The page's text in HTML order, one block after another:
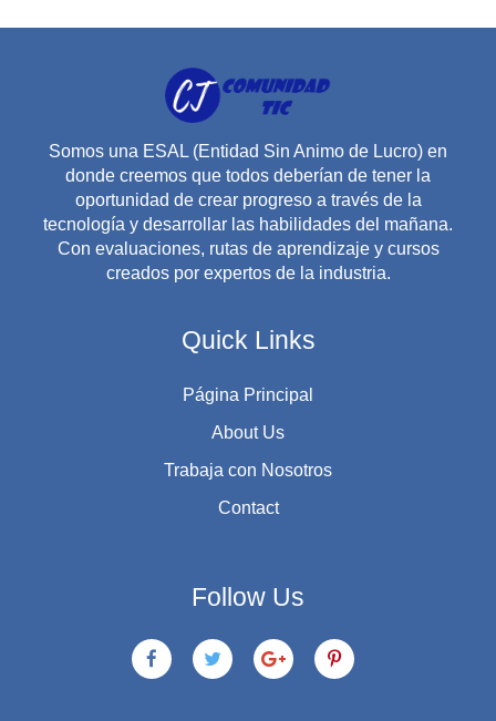
Somos una ESAL (Entidad Sin Animo de Lucro) en
donde creemos que todos deberían de tener la
oportunidad de crear progreso a través de la
tecnología y desarrollar las habilidades del mañana.
Con evaluaciones, rutas de aprendizaje y cursos
creados por expertos de la industria.
Quick Links
Página Principal
About Us
Trabaja con Nosotros
Contact
Follow Us